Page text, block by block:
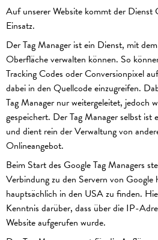
Auf unserer Website kommt der Dienst
Einsatz.
Der Tag Manager ist ein Dienst, mit
Oberfläche verwalten können. So
Tracking Codes oder Conversionpixel
dabei in den Quellcode einzugreifen.
Tag Manager nur weitergeleitet, jedoch
gespeichert. Der Tag Manager selbst
und dient rein der Verwaltung von
Onlineangebot.
Beim Start des Google Tag Managers
Verbindung zu den Servern von Google
hauptsächlich in den USA zu finden.
Kenntnis darüber, dass über die IP-
Website aufgerufen wurde.